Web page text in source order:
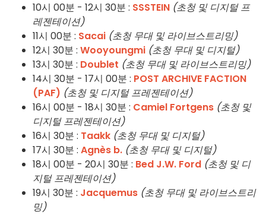
10시 00분 - 12시 30분 : SSSTEIN (초청 및 디지털 프
레젠테이션)
11시 00분 : Sacai (초청 무대 및 라이브스트리밍)
12시 30분 : Wooyoungmi (초청 무대 및 디지털)
13시 30분 : Doublet (초청 무대 및 라이브스트리밍)
14시 30분 - 17시 00분 : POST ARCHIVE FACTION
(PAF) (초청 및 디지털 프레젠테이션)
16시 00분 - 18시 30분 : Camiel Fortgens (초청 및
디지털 프레젠테이션)
16시 30분 : Taakk (초청 무대 및 디지털)
17시 30분 : Agnès b. (초청 무대 및 디지털)
18시 00분 - 20시 30분 : Bed J.W. Ford (초청 및 디
지털 프레젠테이션)
19시 30분 : Jacquemus (초청 무대 및 라이브스트리
밍)